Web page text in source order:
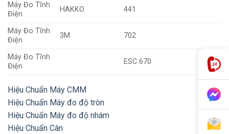
Máy Đo Tĩnh
Điện
HAKKO 441
Máy Đo Tĩnh
Điện
3M 702
Máy Đo Tĩnh
Điện
ESC 670
Hiệu Chuẩn Máy CMM
Hiệu Chuẩn Máy đo độ tròn
Hiệu Chuẩn Máy đo độ nhám
Hiệu Chuẩn Cân